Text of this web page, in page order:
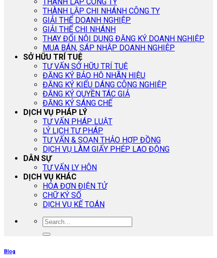
THÀNH LẬP CHI NHÁNH CÔNG TY
GIẢI THỂ DOANH NGHIỆP
GIẢI THỂ CHI NHÁNH
THAY ĐỔI NỘI DUNG ĐĂNG KÝ DOANH NGHIỆP
MUA BÁN, SÁP NHẬP DOANH NGHIỆP
SỞ HỮU TRÍ TUỆ
TƯ VẤN SỞ HỮU TRÍ TUỆ
ĐĂNG KÝ BẢO HỘ NHÃN HIỆU
ĐĂNG KÝ KIỂU DÁNG CÔNG NGHIỆP
ĐĂNG KÝ QUYỀN TÁC GIẢ
ĐĂNG KÝ SÁNG CHẾ
DỊCH VỤ PHÁP LÝ
TƯ VẤN PHÁP LUẬT
LÝ LỊCH TƯ PHÁP
TƯ VẤN & SOẠN THẢO HỢP ĐỒNG
DỊCH VỤ LÀM GIẤY PHÉP LAO ĐỘNG
DÂN SỰ
TƯ VẤN LY HÔN
DỊCH VỤ KHÁC
HÓA ĐƠN ĐIỆN TỬ
CHỮ KÝ SỐ
DỊCH VỤ KẾ TOÁN
Blog